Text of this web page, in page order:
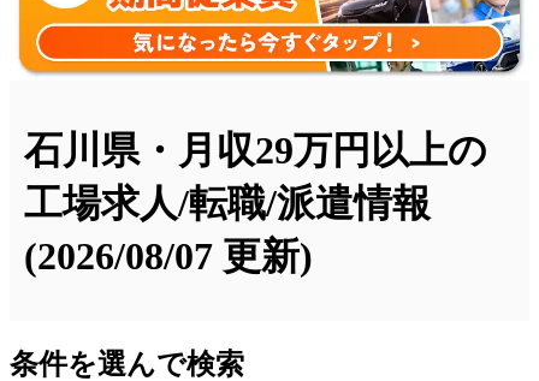
石川県・月収29万円以上の
工場求人/転職/派遣情報
(2026/08/07 更新)
条件を選んで検索